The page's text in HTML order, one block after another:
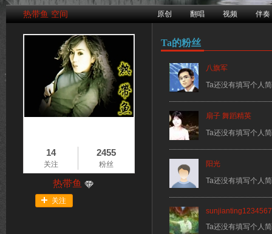
热带鱼 空间 原创 翻唱 视频 伴奏
14
关注
2455
粉丝
热带鱼
关注
Ta的粉丝
八旗军
Ta还没有填写个人
扇子 舞蹈精英
Ta还没有填写个人
阳光
Ta还没有填写个人
sunjianting1234567
Ta还没有填写个人